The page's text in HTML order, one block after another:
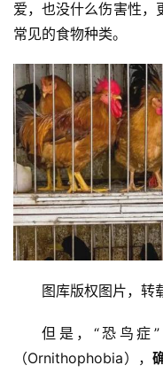
爱，也没什么伤害性，
常见的食物种类。
图库版权图片，转
但是，“恐鸟症
（Ornithophobia），